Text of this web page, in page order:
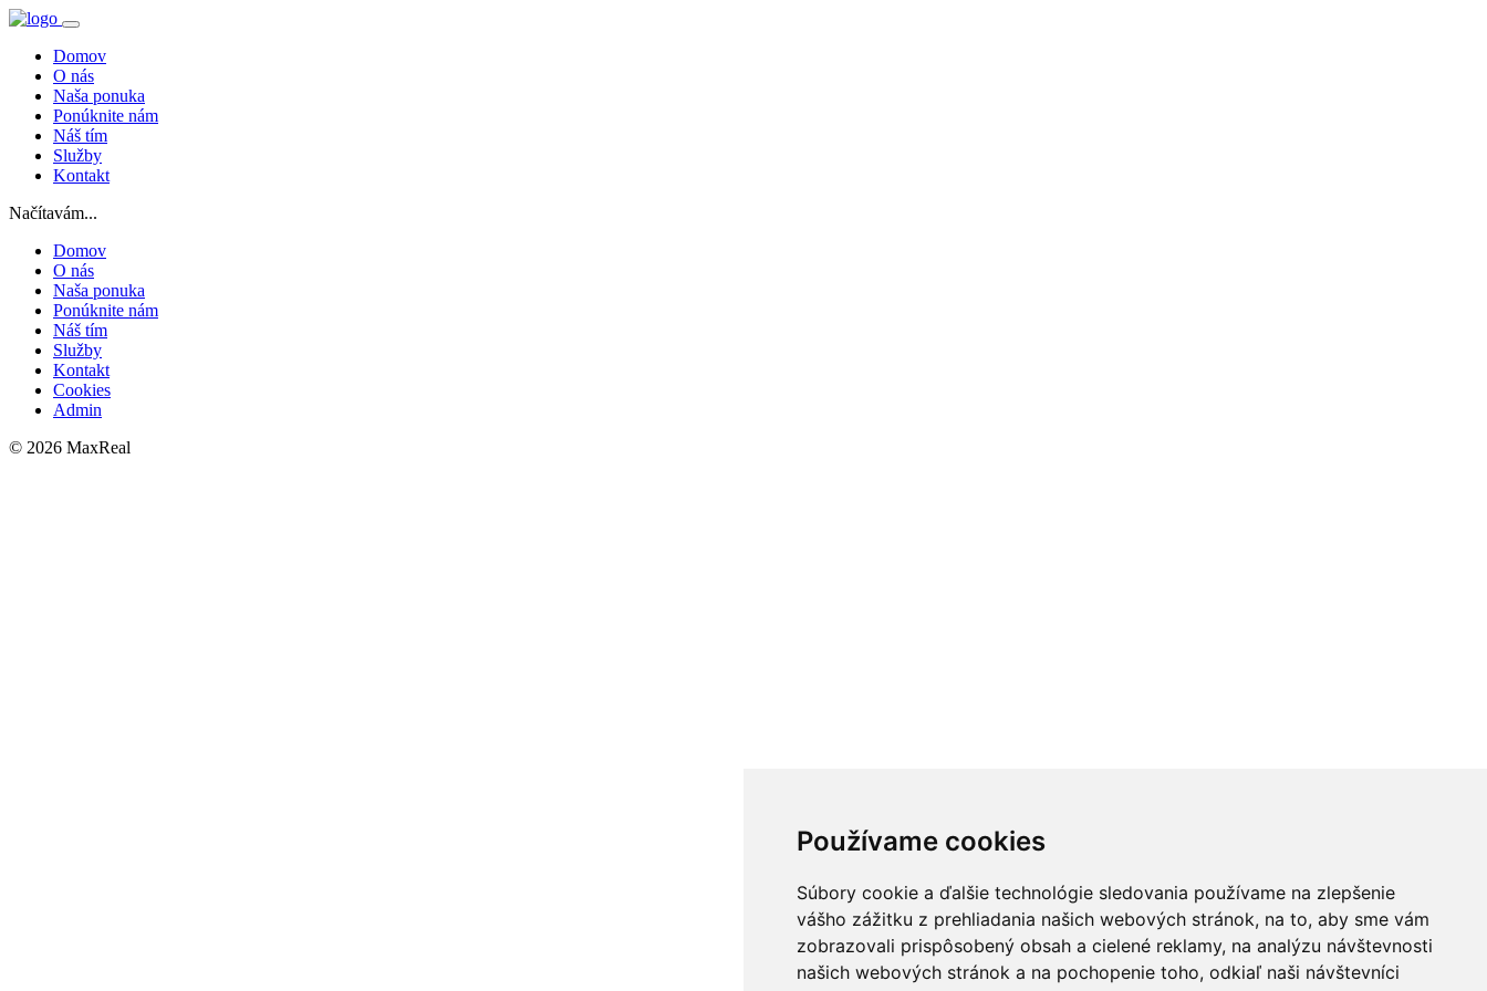
Používame cookies
Súbory cookie a ďalšie technológie sledovania používame na zlepšenie
vášho zážitku z prehliadania našich webových stránok, na to, aby sme vám
zobrazovali prispôsobený obsah a cielené reklamy, na analýzu návštevnosti
našich webových stránok a na pochopenie toho, odkiaľ naši návštevníci
Domov
O nás
Naša ponuka
Ponúknite nám
Náš tím
Služby
Kontakt
Načítavám...
Domov
O nás
Naša ponuka
Ponúknite nám
Náš tím
Služby
Kontakt
Cookies
Admin
© 2026 MaxReal